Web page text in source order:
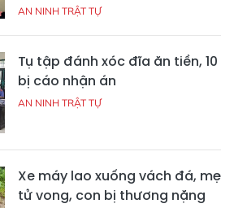
AN NINH TRẬT TỰ
Tụ tập đánh xóc đĩa ăn tiền, 10
bị cáo nhận án
AN NINH TRẬT TỰ
Xe máy lao xuống vách đá, mẹ
tử vong, con bị thương nặng